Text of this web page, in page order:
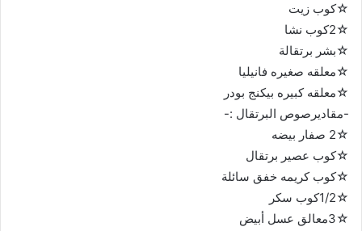
☆كوب زيت
☆2كوب نشا
☆بشر برتقالة
☆معلقه صغيره فانيليا
☆معلقه كبيره بيكنج بودر
-مقاديرصوص البرتقال :-
☆2 صفار بيضه
☆كوب عصير برتقال
☆كوب كريمه خفق سائلة
☆1/2كوب سكر
☆3معالق عسل أبيض